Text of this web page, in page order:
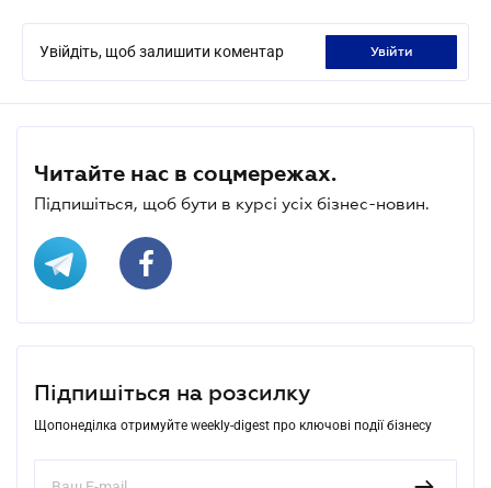
Увійдіть, щоб залишити коментар увійти
Читайте нас в соцмережах.
Підпишіться, щоб бути в курсі усіх бізнес-новин.
Підпишіться на розсилку
Щопонеділка отримуйте weekly-digest про ключові події бізнесу